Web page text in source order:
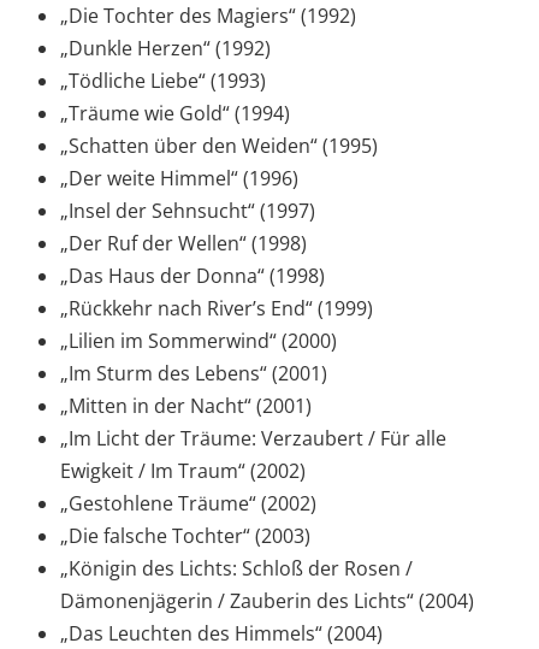
„Die Tochter des Magiers“ (1992)
„Dunkle Herzen“ (1992)
„Tödliche Liebe“ (1993)
„Träume wie Gold“ (1994)
„Schatten über den Weiden“ (1995)
„Der weite Himmel“ (1996)
„Insel der Sehnsucht“ (1997)
„Der Ruf der Wellen“ (1998)
„Das Haus der Donna“ (1998)
„Rückkehr nach River’s End“ (1999)
„Lilien im Sommerwind“ (2000)
„Im Sturm des Lebens“ (2001)
„Mitten in der Nacht“ (2001)
„Im Licht der Träume: Verzaubert / Für alle
Ewigkeit / Im Traum“ (2002)
„Gestohlene Träume“ (2002)
„Die falsche Tochter“ (2003)
„Königin des Lichts: Schloß der Rosen /
Dämonenjägerin / Zauberin des Lichts“ (2004)
„Das Leuchten des Himmels“ (2004)